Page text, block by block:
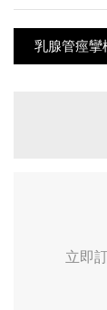
乳腺管痙攣
立即